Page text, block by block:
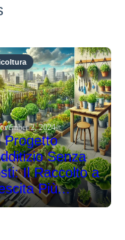
2, 2024
Progetto
Senza
Il Raccolto a
Più...